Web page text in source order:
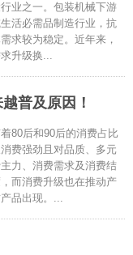
业之一。包装机械下游
活必需品制造行业，抗
求较为稳定。近年来，
升级换...
普及原因！
80后和90后的消费占比
费强劲且对品质、多元
力、消费需求及消费结
而消费升级也在推动产
品出现。...